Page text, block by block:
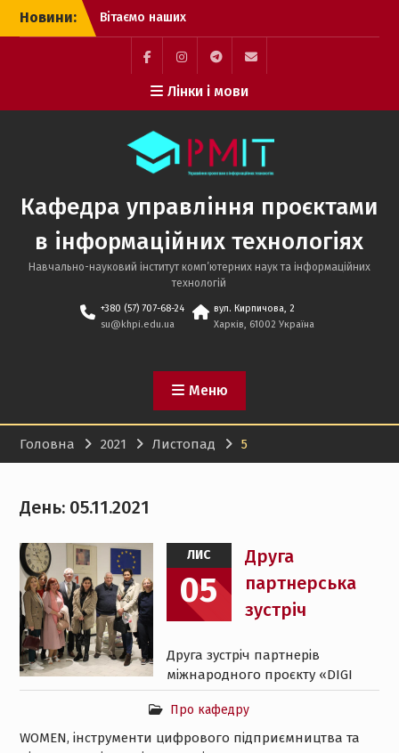
Перейти
Новини:
Вітаємо наших
випускників
Успішні захисти
дисертацій аспірантів
кафедри управління
проєктами в
інформаційних
технологіях!
Вступна кампанія – 2026:
документи
FacebookInstagramTelegram
Mail
Лінки і мови
Кафедра управління проєктами
в інформаційних технологіях
Навчально-науковий інститут комп’ютерних наук та інформаційних
технологій
+380 (57) 707-68-24
su@khpi.edu.ua
вул. Кирпичова, 2
Харків, 61002 Україна
Меню
Головна 2021 Листопад 5
День: 05.11.2021
ЛИС
05
Друга
партнерська
зустріч
Про кафедру
Друга зустріч партнерів
міжнародного проєкту «DIGI
WOMEN, інструменти цифрового підприємництва та